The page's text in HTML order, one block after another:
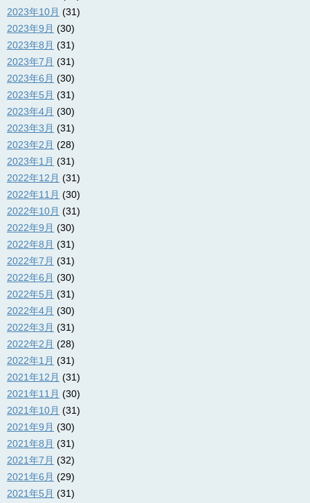
2023年10月 (31)
2023年9月 (30)
2023年8月 (31)
2023年7月 (31)
2023年6月 (30)
2023年5月 (31)
2023年4月 (30)
2023年3月 (31)
2023年2月 (28)
2023年1月 (31)
2022年12月 (31)
2022年11月 (30)
2022年10月 (31)
2022年9月 (30)
2022年8月 (31)
2022年7月 (31)
2022年6月 (30)
2022年5月 (31)
2022年4月 (30)
2022年3月 (31)
2022年2月 (28)
2022年1月 (31)
2021年12月 (31)
2021年11月 (30)
2021年10月 (31)
2021年9月 (30)
2021年8月 (31)
2021年7月 (32)
2021年6月 (29)
2021年5月 (31)